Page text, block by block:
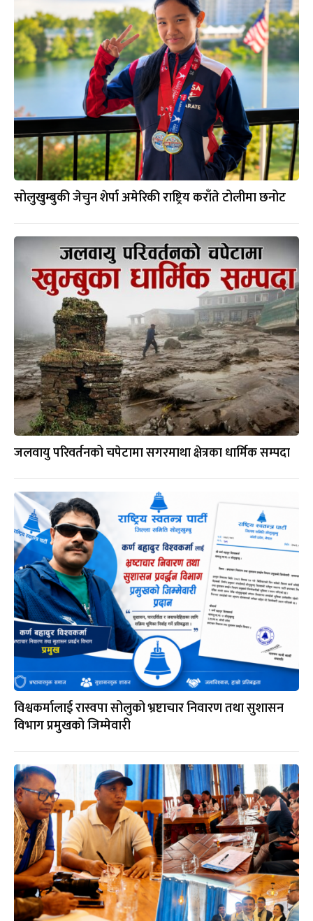
सोलुखुम्बुकी जेचुन शेर्पा अमेरिकी राष्ट्रिय कराँते टोलीमा छनोट
जलवायु परिवर्तनको चपेटामा सगरमाथा क्षेत्रका धार्मिक सम्पदा
विश्वकर्मालाई रास्वपा सोलुको भ्रष्टाचार निवारण तथा सुशासन
विभाग प्रमुखको जिम्मेवारी